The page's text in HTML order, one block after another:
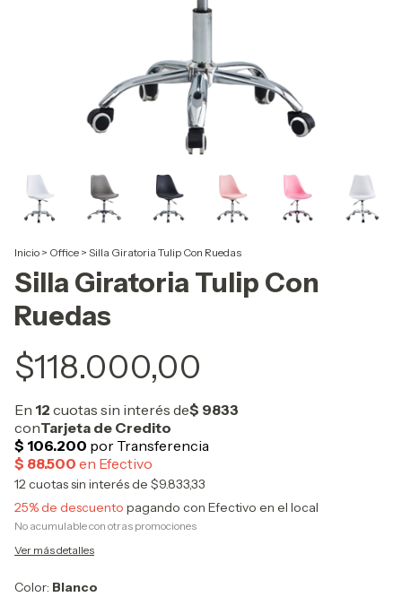
Inicio > Office > Silla Giratoria Tulip Con Ruedas
Silla Giratoria Tulip Con
Ruedas
$118.000,00
12cuotas sin interés de $9.833,33
25% de descuento pagando con Efectivo en el local
No acumulable con otras promociones
Ver más detalles
Color: Blanco